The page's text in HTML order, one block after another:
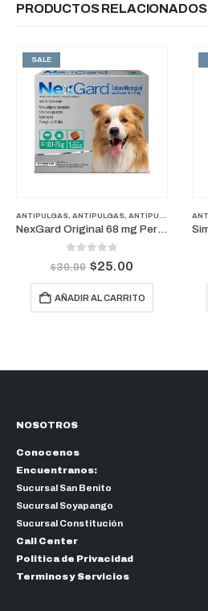
PRODUCTOS RELACIONADOS
SALE
ANTIPULGAS ANTIPULGAS ANTIPULGAS PERROS PESOS MEDIANOS
NexGard Original 68 mg Perros De 10.1 kg a 25 kg (1 Mes)
out of 5
$30.00 $25.00
AÑADIR AL CARRITO
NOSOTROS
Conocenos
Encuentranos:
Sucursal San Benito
Sucursal Soyapango
Sucursal Constitución
Call Center
Politica de Privacidad
Terminos y Servicios